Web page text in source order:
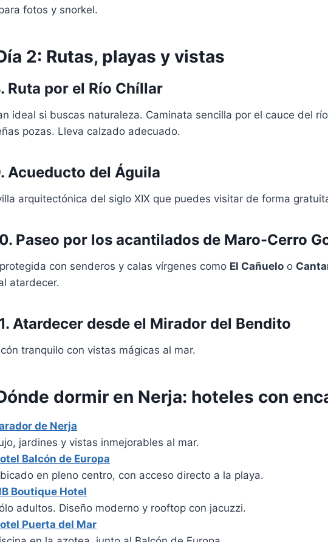
fotos y snorkel.
2: Rutas, playas y vistas
Ruta por el Río Chíllar
ideal si buscas naturaleza. Caminata sencilla por el cauce del
pozas. Lleva calzado adecuado.
Acueducto del Águila
arquitectónica del siglo XIX que puedes visitar de forma
Paseo por los acantilados de Maro-Cerro
con senderos y calas vírgenes como El Cañuelo o
atardecer.
Atardecer desde el Mirador del Bendito
tranquilo con vistas mágicas al mar.
dormir en Nerja: hoteles con
de Nerja
jardines y vistas inmejorables al mar.
Balcón de Europa
en pleno centro, con acceso directo a la playa.
Boutique Hotel
adultos. Diseño moderno y rooftop con jacuzzi.
Puerta del Mar